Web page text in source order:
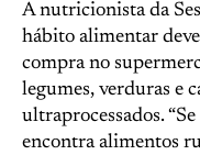
A nutricionista da
hábito alimentar
compra no
legumes, verduras e
ultraprocessados.
encontra alimentos